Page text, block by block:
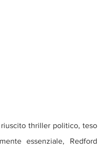
thriller politico, teso
essenziale, Redford